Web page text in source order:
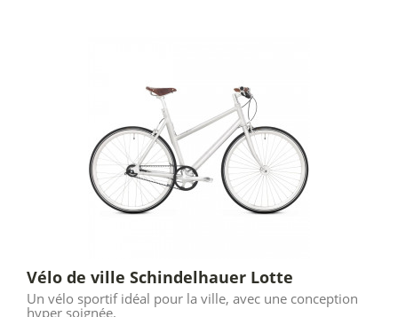
Vélo de ville Schindelhauer Lotte
Un vélo sportif idéal pour la ville, avec une conception
hyper soignée.